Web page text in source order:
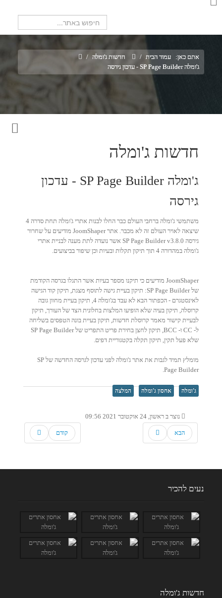
אתם כאן: עמוד הבית / חדשות ג'ומלה /
ג'ומלה SP Page Builder - עדכון גירסה
חדשות ג'ומלה
ג'ומלה SP Page Builder - עדכון
גירסה
משתמשי ג'ומלה ברחבי העולם כבר החלו לבנות אתרי ג'ומלה תחת סדרה 4
שיצאה לאויר העולם זה לא מכבר. אתר JoomShaper מודיעים על שחרור
גירסה SP Page Builder v3.8.0 אשר נועדה לתת מענה לבניית אתרי
ג'ומלה במהדורה 4 תוך תיקון תקלות ובעיות וכן שיפור בביצועים.
JoomShaper מודיעים כי תיקנו מספר בעיות אשר התגלו בגרסה הקודמת
של SP Page Builder: תיקון בעיית גישה לתוסף מצגת, תיקון קוד הגישה
לאינסטגרם - הכפתור הבא לא עבד בג'ומלה 4, תיקון בעיית מחוון גובה
קרוסלה, תיקון בעיה שלא הופיעו המלצות בחלונית הצד של העורך, תיקון
לבעיית קישור מאמר קרוסלת חדשות, תיקון בעיית בונה הטפסים בשליחה
ל- CC ו- BCC, תיקון לחצן בחירת פריט התפריט של SP Page Builder
שלא פעל תקין, תיקון תקלה בקטגוריית דפים.
מומלץ תמיד לגבות את אתר ג'ומלה לפני עדכון לגרסה החדשה של SP
Page Builder.
ג'ומלה אחסון ג'ומלה המלצה
נוצר ב ראשון, 24 אוקטובר 2021 09:56
קודם הבא
נעים להכיר
חדשות ג'ומלה